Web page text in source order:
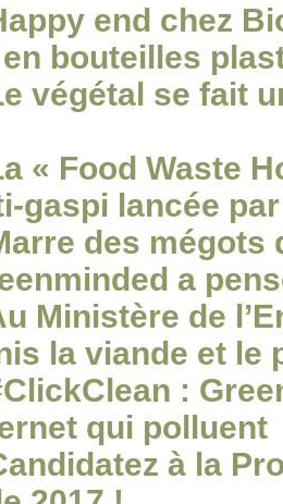
end chez
en bouteilles
végétal se fait
« Food Waste
gaspi lancée
des mégots
a
Ministère de
la viande et le
:
qui polluent
à la